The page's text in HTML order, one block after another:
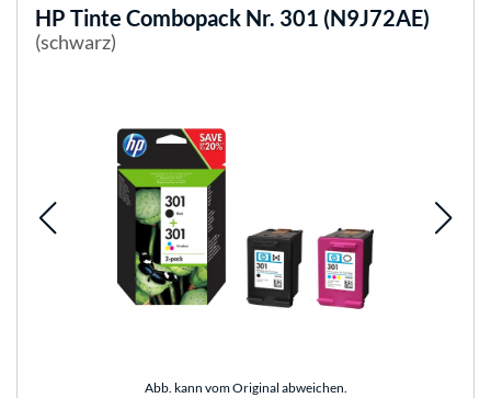
HP Tinte Combopack Nr. 301 (N9J72AE)
(schwarz)
Abb. kann vom Original abweichen.